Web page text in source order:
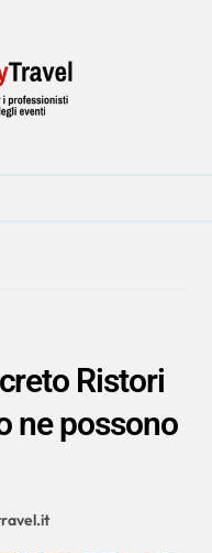
Ristori
ne possono